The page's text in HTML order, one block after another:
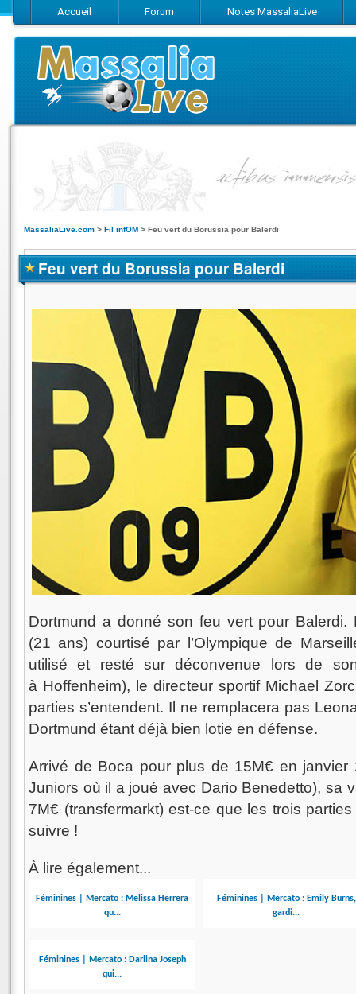
Accueil Forum Notes MassaliaLive
Suivez-nous sur Facebook
Suivez-nous sur Twitter
Abonnez-
MassaliaLive.com > Fil infOM > Feu vert du Borussia pour Balerdi
Feu vert du Borussia pour Balerdi
Dortmund a donné son feu vert pour Balerdi.
(21 ans) courtisé par l’Olympique de
utilisé et resté sur déconvenue lors de
à Hoffenheim), le directeur sportif Michael
parties s’entendent. Il ne remplacera pas
Dortmund étant déjà bien lotie en défense.
Arrivé de Boca pour plus de 15M€ en
Juniors où il a joué avec Dario Benedetto), sa
7M€ (transfermarkt) est-ce que les trois
suivre !
À lire également...
Féminines | Mercato : Melissa Herrera
qu...
Féminines | Mercato : Emily Burns,
gardi...
Féminines | Mercato : Darlina Joseph
qui...